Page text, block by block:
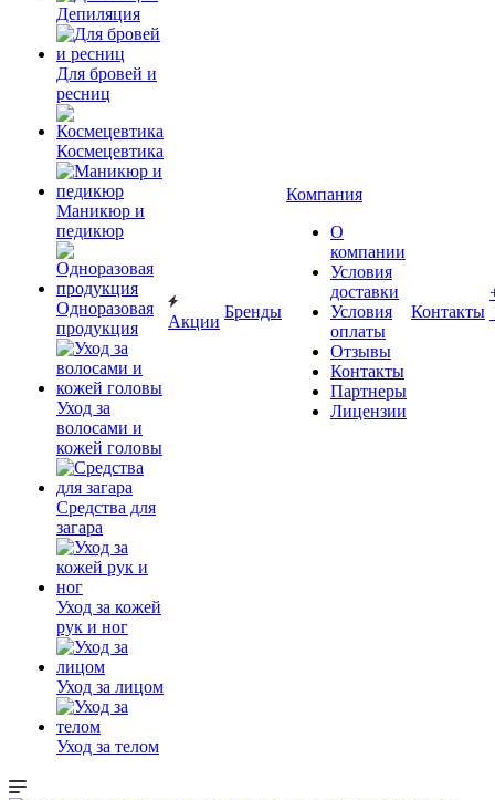
Депиляция
Для бровей и
ресниц
Космецевтика
Маникюр и
педикюр
Одноразовая
продукция
Уход за
волосами и
кожей головы
Средства для
загара
Уход за кожей
рук и ног
Уход за лицом
Уход за телом
Акции
Бренды
Компания
О
компании
Условия
доставки
Условия
оплаты
Отзывы
Контакты
Партнеры
Лицензии
Контакты